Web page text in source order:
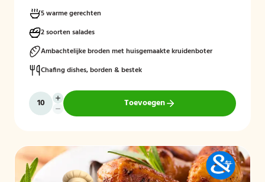
5 warme gerechten
2 soorten salades
Ambachtelijke broden met huisgemaakte kruidenboter
Chafing dishes, borden & bestek
Toevoegen